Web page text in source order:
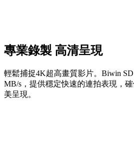
專業錄製 高清呈現
輕鬆捕捉4K超高畫質影片。Biwin
MB/s，提供穩定快速的連拍表現，
美呈現。